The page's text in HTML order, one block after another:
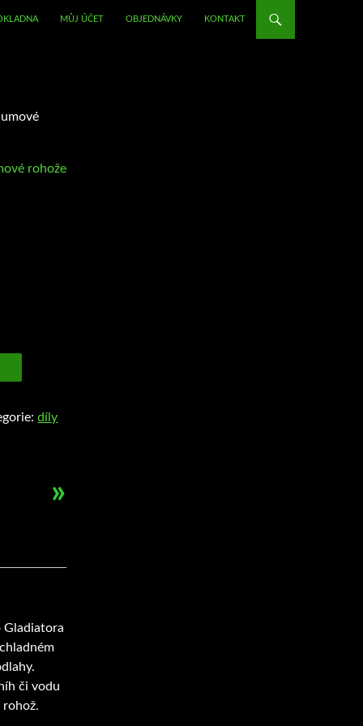
MŮJ ÚČET OBJEDNÁVKY KONTAKT
rohože
díly
»
Gladiatora
chladném
.
či vodu
rohož.